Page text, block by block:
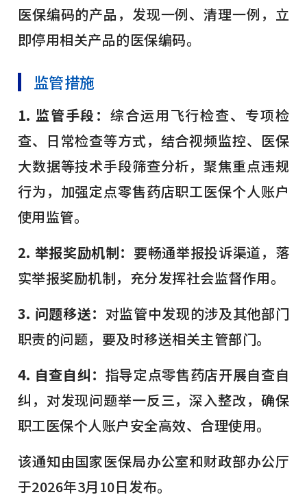
医保编码的产品，发现一例、清理一例，立
即停用相关产品的医保编码。
监管措施
1. 监管手段：综合运用飞行检查、专项检
查、日常检查等方式，结合视频监控、医保
大数据等技术手段筛查分析，聚焦重点违规
行为，加强定点零售药店职工医保个人账户
使用监管。
2. 举报奖励机制： 要畅通举报投诉渠道，落
实举报奖励机制，充分发挥社会监督作用。
3. 问题移送： 对监管中发现的涉及其他部门
职责的问题，要及时移送相关主管部门。
4. 自查自纠： 指导定点零售药店开展自查自
纠，对发现问题举一反三，深入整改，确保
职工医保个人账户安全高效、合理使用。
该通知由国家医保局办公室和财政部办公厅
于2026年3月10日发布。